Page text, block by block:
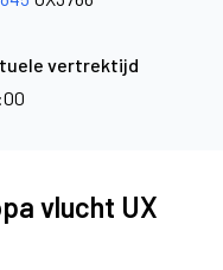
vertrektijd
vlucht UX